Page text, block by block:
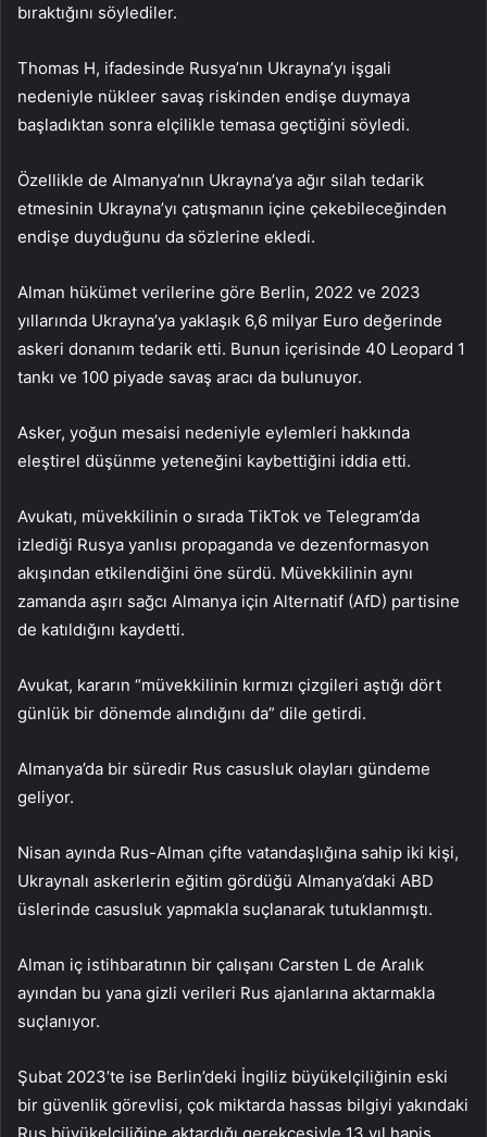
bıraktığını söylediler.
Thomas H, ifadesinde Rusya’nın Ukrayna’yı işgali
nedeniyle nükleer savaş riskinden endişe duymaya
başladıktan sonra elçilikle temasa geçtiğini söyledi.
Özellikle de Almanya’nın Ukrayna’ya ağır silah tedarik
etmesinin Ukrayna’yı çatışmanın içine çekebileceğinden
endişe duyduğunu da sözlerine ekledi.
Alman hükümet verilerine göre Berlin, 2022 ve 2023
yıllarında Ukrayna’ya yaklaşık 6,6 milyar Euro değerinde
askeri donanım tedarik etti. Bunun içerisinde 40 Leopard 1
tankı ve 100 piyade savaş aracı da bulunuyor.
Asker, yoğun mesaisi nedeniyle eylemleri hakkında
eleştirel düşünme yeteneğini kaybettiğini iddia etti.
Avukatı, müvekkilinin o sırada TikTok ve Telegram’da
izlediği Rusya yanlısı propaganda ve dezenformasyon
akışından etkilendiğini öne sürdü. Müvekkilinin aynı
zamanda aşırı sağcı Almanya için Alternatif (AfD) partisine
de katıldığını kaydetti.
Avukat, kararın “müvekkilinin kırmızı çizgileri aştığı dört
günlük bir dönemde alındığını da” dile getirdi.
Almanya’da bir süredir Rus casusluk olayları gündeme
geliyor.
Nisan ayında Rus-Alman çifte vatandaşlığına sahip iki kişi,
Ukraynalı askerlerin eğitim gördüğü Almanya’daki ABD
üslerinde casusluk yapmakla suçlanarak tutuklanmıştı.
Alman iç istihbaratının bir çalışanı Carsten L de Aralık
ayından bu yana gizli verileri Rus ajanlarına aktarmakla
suçlanıyor.
Şubat 2023’te ise Berlin’deki İngiliz büyükelçiliğinin eski
bir güvenlik görevlisi, çok miktarda hassas bilgiyi yakındaki